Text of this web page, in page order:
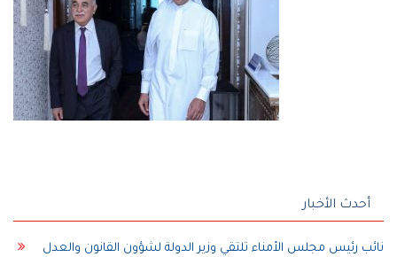
أحدث الأخبار
نائب رئيس مجلس الأمناء تلتقي وزير الدولة لشؤون القانون والعدل